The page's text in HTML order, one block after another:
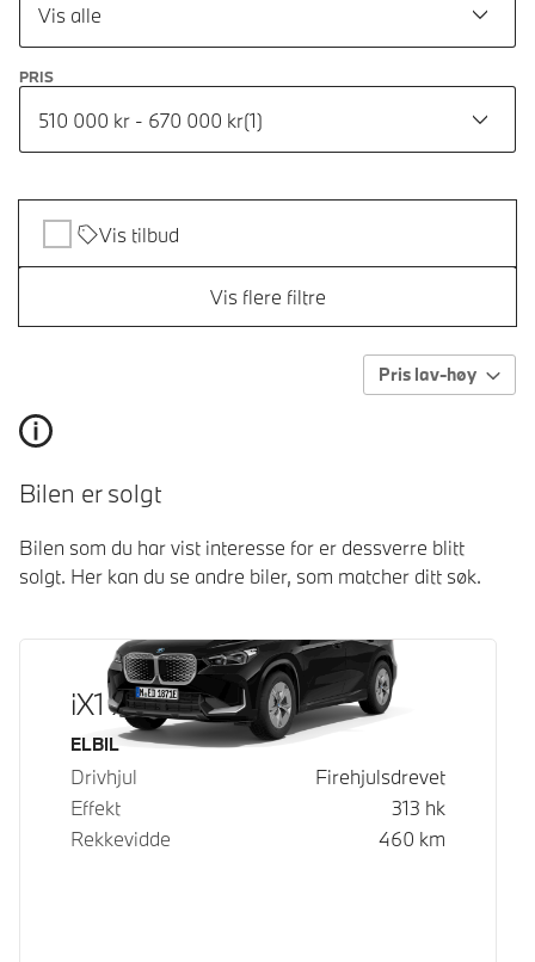
Vis alle
PRIS
510 000 kr - 670 000 kr(1)
Vis tilbud
Vis flere filtre
Pris lav-høy
Bilen er solgt
Bilen som du har vist interesse for er dessverre blitt
solgt. Her kan du se andre biler, som matcher ditt søk.
iX1 xDrive30
Drivstoff
ELBIL
Drivhjul
Firehjulsdrevet
Effekt
313 hk
Rekkevidde
460 km